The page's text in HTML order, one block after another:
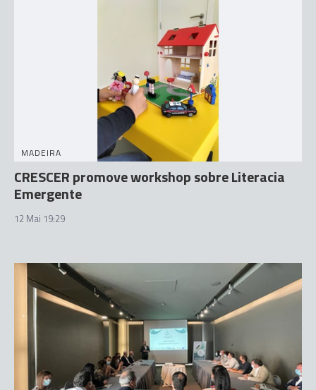
MADEIRA
CRESCER promove workshop sobre Literacia
Emergente
12 Mai 19:29